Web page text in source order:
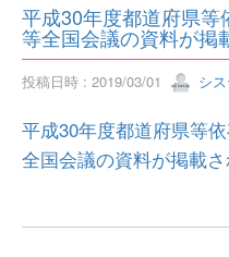
平成30年度都道府県等
等全国会議の資料が掲
投稿日時 : 2019/03/01 シ
平成30年度都道府県等
全国会議の資料が掲載さ